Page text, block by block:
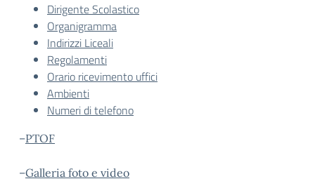
Dirigente Scolastico
Organigramma
Indirizzi Liceali
Regolamenti
Orario ricevimento uffici
Ambienti
Numeri di telefono
–PTOF
–Galleria foto e video